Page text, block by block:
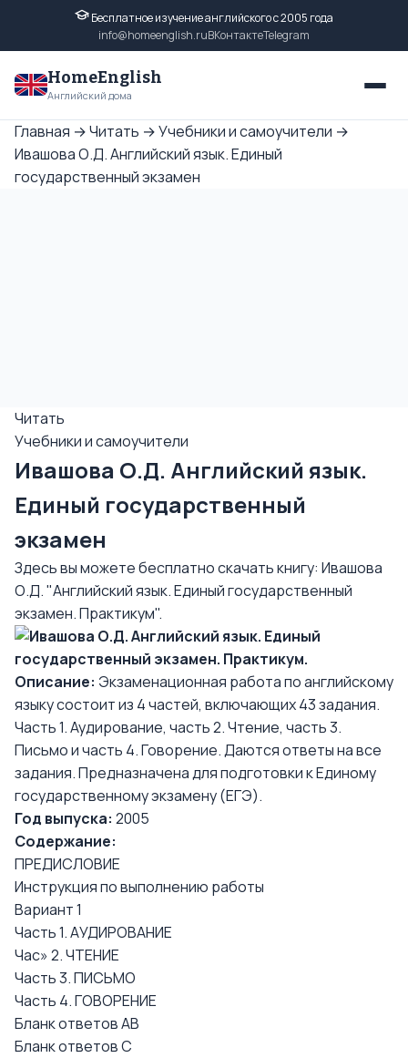
Бесплатное изучение английского с 2005 года
info@homeenglish.ruВКонтактеTelegram
HomeEnglish
Английский дома
Главная →Читать →Учебники и самоучители →
Ивашова О.Д. Английский язык. Единый
государственный экзамен
Читать
Учебники и самоучители
Ивашова О.Д. Английский язык.
Единый государственный
экзамен
Здесь вы можете бесплатно скачать книгу: Ивашова
О.Д. "Английский язык. Единый государственный
экзамен. Практикум".
Описание: Экзаменационная работа по английскому
языку состоит из 4 частей, включающих 43 задания.
Часть 1. Аудирование, часть 2. Чтение, часть 3.
Письмо и часть 4. Говорение. Даются ответы на все
задания. Предназначена для подготовки к Единому
государственному экзамену (ЕГЭ).
Год выпуска: 2005
Содержание:
ПРЕДИСЛОВИЕ
Инструкция по выполнению работы
Вариант 1
Часть 1. АУДИРОВАНИЕ
Час» 2. ЧТЕНИЕ
Часть 3. ПИСЬМО
Часть 4. ГОВОРЕНИЕ
Бланк ответов АВ
Бланк ответов С